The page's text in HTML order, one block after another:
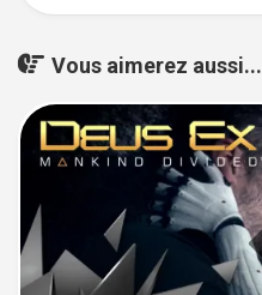
Vous aimerez aussi...